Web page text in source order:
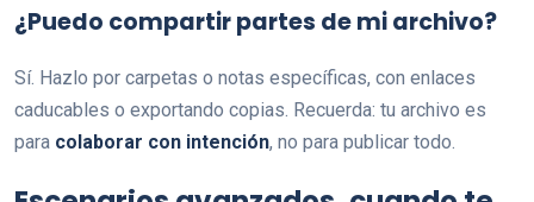
¿Puedo compartir partes de mi archivo?
Sí. Hazlo por carpetas o notas específicas, con enlaces
caducables o exportando copias. Recuerda: tu archivo es
para colaborar con intención, no para publicar todo.